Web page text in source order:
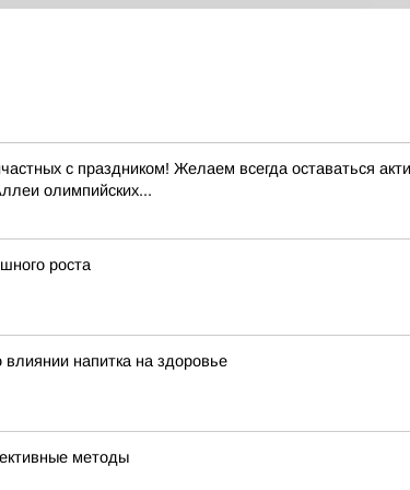
с праздником! Желаем всегда оставаться
олимпийских...
роста
напитка на здоровье
методы